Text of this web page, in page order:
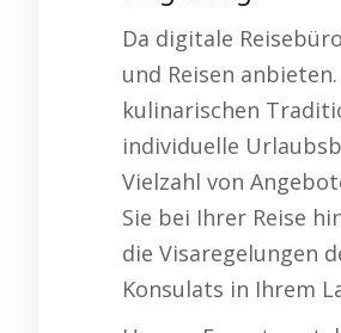
Da digitale
und Reisen
kulinarischen
individuelle
Vielzahl von
Sie bei Ihrer Reise
die Visaregelungen
Konsulats in Ihrem